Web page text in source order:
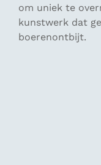
om uniek te
kunstwerk dat
boerenontbijt.